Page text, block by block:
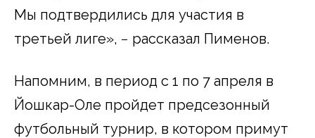
Мы подтвердились для участия в
третьей лиге», − рассказал Пименов.
Напомним, в период с 1 по 7 апреля в
Йошкар-Оле пройдет предсезонный
футбольный турнир, в котором примут